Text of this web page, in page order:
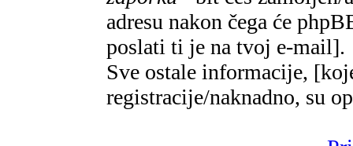
adresu nakon čega će
poslati ti je na tvoj e-mail].
Sve ostale informacije,
registracije/naknadno, su